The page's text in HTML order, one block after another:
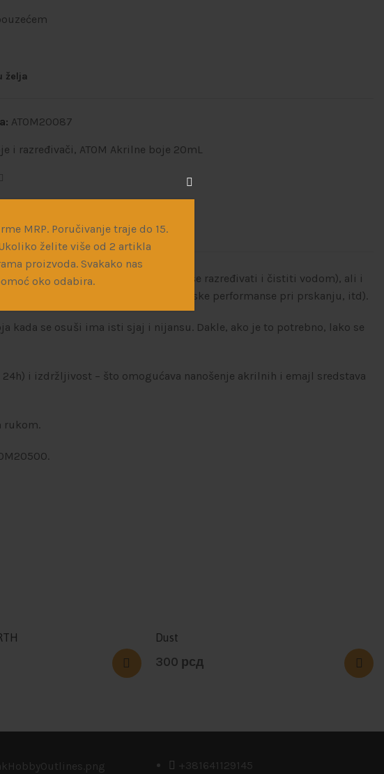
MRP. Poručivanje traje do 15.
želite više od 2 artikla
proizvoda. Svakako nas
oko odabira.
želja
ATOM20087
i razređivači, ATOM Akrilne boje 20mL
(nije toksična, nema miris, može se razređivati i čistiti vodom), ali i
boje, samonivelišuća svojstva, vrhunske performanse pri prskanju, itd).
kada se osuši ima isti sjaj i nijansu. Dakle, ako je to potrebno, lako se
i izdržljivost – što omogućava nanošenje akrilnih i emajl sredstava
Dust
300 рсд
+381641129145